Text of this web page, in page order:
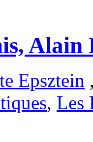
Alain
Epsztein
, Les